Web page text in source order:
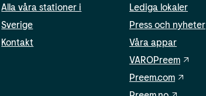
Alla våra stationer i
Sverige
Kontakt
Lediga lokaler
Press och nyheter
Våra appar
VAROPreem
Preem.com